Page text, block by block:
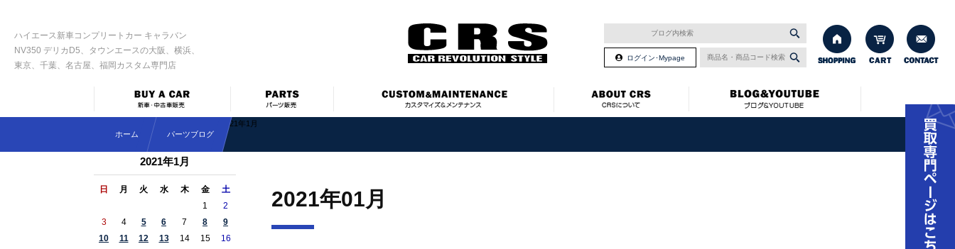
ハイエース新車コンプリートカー キャラバン
NV350 デリカD5、タウンエースの大阪、横浜、
東京、千葉、名古屋、福岡カスタム専門店
ログイン･Mypage
ホーム パーツブログ
2021年1月
2021年01月
2021年1月
日 月 火 水 木 金 土
1
2
3
4 5 6 7 8
9
10
11 12 13 14 15
16